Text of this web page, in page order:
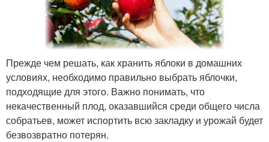
Прежде чем решать, как хранить яблоки в домашних
условиях, необходимо правильно выбрать яблочки,
подходящие для этого. Важно понимать, что
некачественный плод, оказавшийся среди общего числа
собратьев, может испортить всю закладку и урожай будет
безвозвратно потерян.